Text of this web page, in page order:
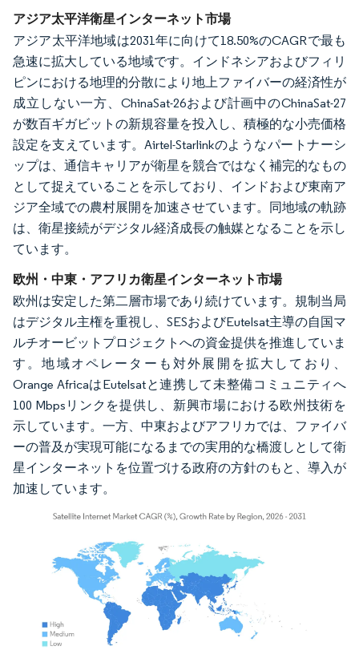
アジア太平洋衛星インターネット市場
アジア太平洋地域は2031年に向けて18.50%のCAGRで最も
急速に拡大している地域です。インドネシアおよびフィリ
ピンにおける地理的分散により地上ファイバーの経済性が
成立しない一方、ChinaSat-26および計画中のChinaSat-27
が数百ギガビットの新規容量を投入し、積極的な小売価格
設定を支えています。Airtel-Starlinkのようなパートナーシ
ップは、通信キャリアが衛星を競合ではなく補完的なもの
として捉えていることを示しており、インドおよび東南ア
ジア全域での農村展開を加速させています。同地域の軌跡
は、衛星接続がデジタル経済成長の触媒となることを示し
ています。
欧州・中東・アフリカ衛星インターネット市場
欧州は安定した第二層市場であり続けています。規制当局
はデジタル主権を重視し、SESおよびEutelsat主導の自国マ
ルチオービットプロジェクトへの資金提供を推進していま
す。地域オペレーターも対外展開を拡大しており、
Orange AfricaはEutelsatと連携して未整備コミュニティへ
100 Mbpsリンクを提供し、新興市場における欧州技術を
示しています。一方、中東およびアフリカでは、ファイバ
ーの普及が実現可能になるまでの実用的な橋渡しとして衛
星インターネットを位置づける政府の方針のもと、導入が
加速しています。